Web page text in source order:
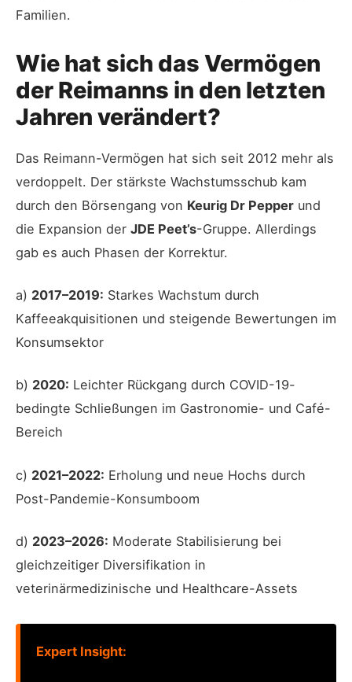
Familien.
Wie hat sich das Vermögen
der Reimanns in den letzten
Jahren verändert?
Das Reimann-Vermögen hat sich seit 2012 mehr als
verdoppelt. Der stärkste Wachstumsschub kam
durch den Börsengang von Keurig Dr Pepper und
die Expansion der JDE Peet’s-Gruppe. Allerdings
gab es auch Phasen der Korrektur.
a) 2017–2019: Starkes Wachstum durch
Kaffeeakquisitionen und steigende Bewertungen im
Konsumsektor
b) 2020: Leichter Rückgang durch COVID-19-
bedingte Schließungen im Gastronomie- und Café-
Bereich
c) 2021–2022: Erholung und neue Hochs durch
Post-Pandemie-Konsumboom
d) 2023–2026: Moderate Stabilisierung bei
gleichzeitiger Diversifikation in
veterinärmedizinische und Healthcare-Assets
Expert Insight: